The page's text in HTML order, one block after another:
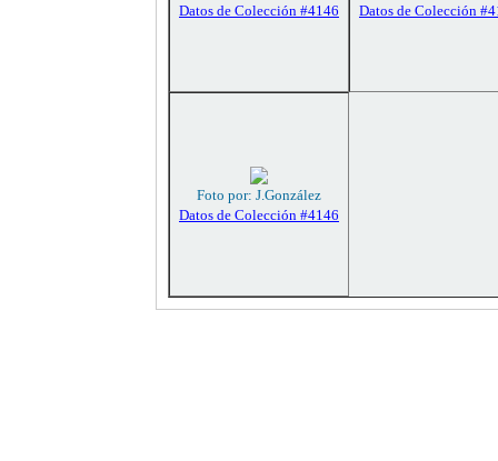
Datos de Colección #4146
Datos de Colección
Foto por: J.González
Datos de Colección #4146